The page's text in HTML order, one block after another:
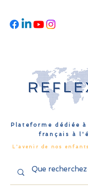
Plateforme dédiée
français à
L'avenir de nos